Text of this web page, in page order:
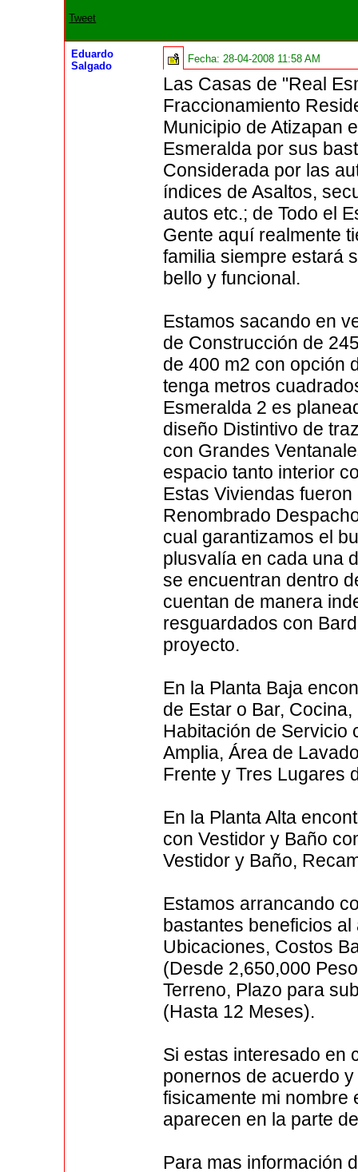
Tweet
Eduardo
Salgado
Fecha:28-04-2008 11:58 AM
Las Casas de "Real
Fraccionamiento
Municipio de Atizapan
Esmeralda por sus
Considerada por las
índices de Asaltos,
autos etc.; de Todo el
Gente aquí realmente
familia siempre estará
bello y funcional.
Estamos sacando en
de Construcción de
de 400 m2 con opción
tenga metros
Esmeralda 2 es
diseño Distintivo de
con Grandes
espacio tanto interior
Estas Viviendas
Renombrado
cual garantizamos el
plusvalía en cada una
se encuentran dentro
cuentan de manera
resguardados con
proyecto.
En la Planta Baja
de Estar o Bar,
Habitación de Servicio
Amplia, Área de
Frente y Tres Lugares
En la Planta Alta
con Vestidor y Baño
Vestidor y Baño,
Estamos arrancando
bastantes beneficios
Ubicaciones, Costos
(Desde 2,650,000
Terreno, Plazo para
(Hasta 12 Meses).
Si estas interesado en
ponernos de acuerdo
fisicamente mi nombre
aparecen en la parte
Para mas información